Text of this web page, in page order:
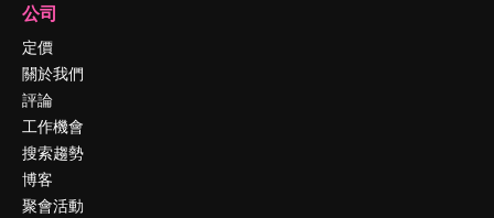
公司
定價
關於我們
評論
工作機會
搜索趨勢
博客
聚會活動